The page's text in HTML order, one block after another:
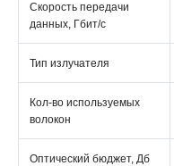
Скорость передачи
данных, Гбит/с
Тип излучателя
Кол-во используемых
волокон
Оптический бюджет, Дб